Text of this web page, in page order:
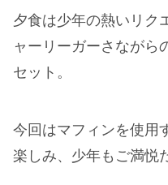
夕食は少年の熱いリク
ャーリーガーさながら
セット。
今回はマフィンを使用
楽しみ、少年もご満悦